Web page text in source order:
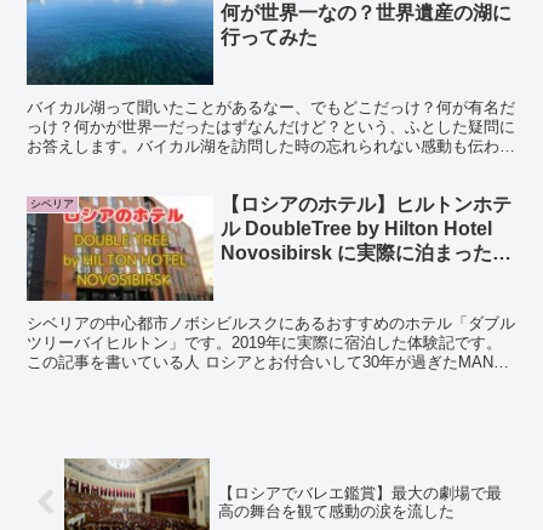
何が世界一なの？世界遺産の湖に
行ってみた
バイカル湖って聞いたことがあるなー、でもどこだっけ？何が有名だ
っけ？何かが世界一だったはずなんだけど？という、ふとした疑問に
お答えします。バイカル湖を訪問した時の忘れられない感動も伝われ
シベリア
【ロシアのホテル】ヒルトンホテ
ル DoubleTree by Hilton Hotel
Novosibirsk に実際に泊まった体
シベリアの中心都市ノボシビルスクにあるおすすめのホテル「ダブル
ツリーバイヒルトン」です。2019年に実際に宿泊した体験記です。
この記事を書いている人 ロシアとお付合いして30年が過ぎたMANA
【ロシアでバレエ鑑賞】最大の劇場で最
高の舞台を観て感動の涙を流した